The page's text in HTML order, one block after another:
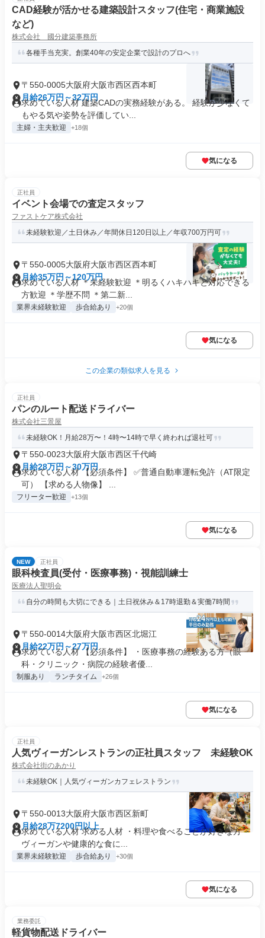
CAD経験が活かせる建築設計スタッフ(住宅・商業施設
など)
株式会社 國分建築事務所
各種手当充実。創業40年の安定企業で設計のプロへ
〒550-0005大阪府大阪市西区西本町
月給26万円～32万円
求めている人材 建築CADの実務経験がある。 経験が少なくて
もやる気や姿勢を評価してい...
主婦・主夫歓迎 +18個
気になる
正社員
イベント会場での査定スタッフ
ファストケア株式会社
未経験歓迎／土日休み／年間休日120日以上／年収700万円可
〒550-0005大阪府大阪市西区西本町
月給35万円～120万円
求めている人材 ＊未経験歓迎 ＊明るくハキハキと対応できる
方歓迎 ＊学歴不問 ＊第二新...
業界未経験歓迎 歩合給あり +20個
気になる
この企業の類似求人を見る
正社員
パンのルート配送ドライバー
株式会社三景屋
未経験OK！月給28万〜！4時〜14時で早く終われば退社可
〒550-0023大阪府大阪市西区千代崎
月給28万円～30万円
求めている人材 【必須条件】 ✅普通自動車運転免許（AT限定
可） 【求める人物像】 ...
フリーター歓迎 +13個
気になる
NEW 正社員
眼科検査員(受付・医療事務)・視能訓練士
医療法人聖明会
自分の時間も大切にできる｜土日祝休み＆17時退勤＆実働7時間
〒550-0014大阪府大阪市西区北堀江
月給22万円～27万円
求めている人材 【必須条件】 ・医療事務の経験ある方（眼
科・クリニック・病院の経験者優...
制服あり ランチタイム +26個
気になる
正社員
人気ヴィーガンレストランの正社員スタッフ 未経験OK
株式会社街のあかり
未経験OK｜人気ヴィーガンカフェレストラン
〒550-0013大阪府大阪市西区新町
月給28万7200円以上
求めている人材 求める人材 ・料理や食べることが好きな方 ・
ヴィーガンや健康的な食に...
業界未経験歓迎 歩合給あり +30個
気になる
業務委託
軽貨物配送ドライバー